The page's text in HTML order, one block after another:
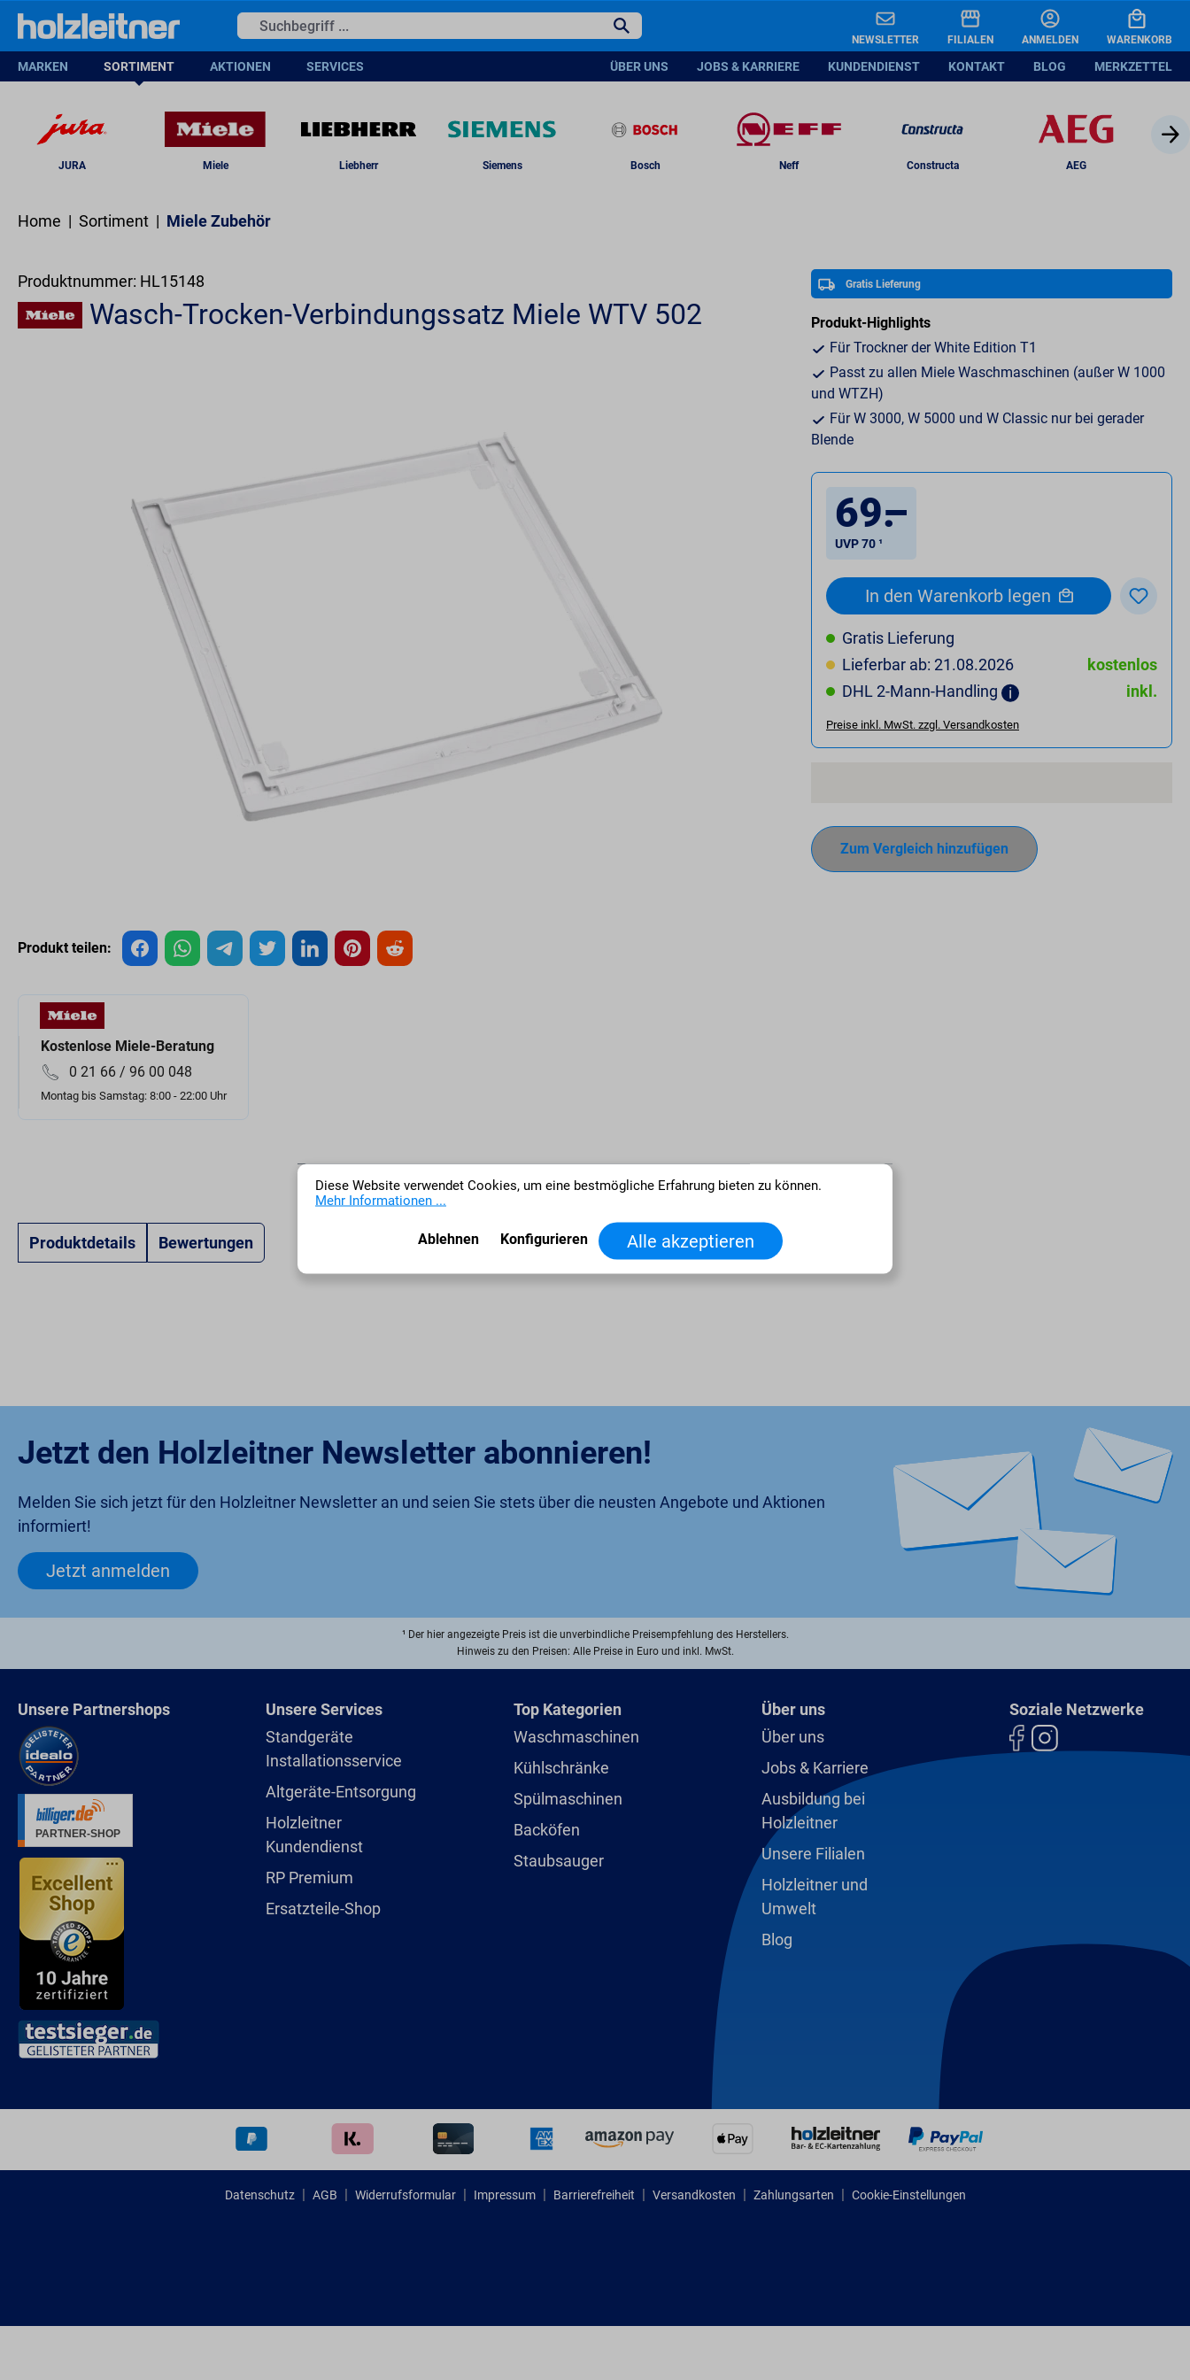
Zur Hauptnavigation springen
NEWSLETTER FILIALEN ANMELDEN WARENKORB
MARKEN SORTIMENT AKTIONEN SERVICES ÜBER UNS JOBS & KARRIERE KUNDENDIENST KONTAKT BLOG MERKZETTEL
JURA Miele Liebherr Siemens Bosch Neff Constructa AEG
Home | Sortiment | Miele Zubehör
Produktnummer: HL15148
Wasch-Trocken-Verbindungssatz Miele WTV 502
Produkt teilen:
Kostenlose Miele-Beratung
0 21 66 / 96 00 048
Montag bis Samstag: 8:00 - 22:00 Uhr
Gratis Lieferung
Produkt-Highlights
Für Trockner der White Edition T1
Passt zu allen Miele Waschmaschinen (außer W 1000
und WTZH)
Für W 3000, W 5000 und W Classic nur bei gerader
Blende
69.
–
UVP 70 ¹
In den Warenkorb legen
Gratis Lieferung
Lieferbar ab: 21.08.2026
kostenlos
DHL 2-Mann-Handling
inkl.
Preise inkl. MwSt. zzgl. Versandkosten
Zum Vergleich hinzufügen
Produktdetails Bewertungen
Lieferbar ab: 31.07.2026 –
UVP 70 ¹
In den Warenkorb legen
Jetzt den Holzleitner Newsletter abonnieren!
Melden Sie sich jetzt für den Holzleitner Newsletter an und seien Sie stets über die neusten Angebote und Aktionen
informiert!
Jetzt anmelden
¹ Der hier angezeigte Preis ist die unverbindliche Preisempfehlung des Herstellers.
Hinweis zu den Preisen: Alle Preise in Euro und inkl. MwSt.
Unsere Partnershops
Unsere Services
Standgeräte
Installationsservice
Altgeräte-Entsorgung
Holzleitner
Kundendienst
RP Premium
Ersatzteile-Shop
Top Kategorien
Waschmaschinen
Kühlschränke
Spülmaschinen
Backöfen
Staubsauger
Über uns
Über uns
Jobs & Karriere
Ausbildung bei
Holzleitner
Unsere Filialen
Holzleitner und
Umwelt
Blog
Soziale Netzwerke
Datenschutz AGB Widerrufsformular Impressum Barrierefreiheit Versandkosten Zahlungsarten Cookie-Einstellungen
Diese Website verwendet Cookies, um eine bestmögliche Erfahrung bieten zu können.
Mehr Informationen ...
Ablehnen Konfigurieren Alle akzeptieren